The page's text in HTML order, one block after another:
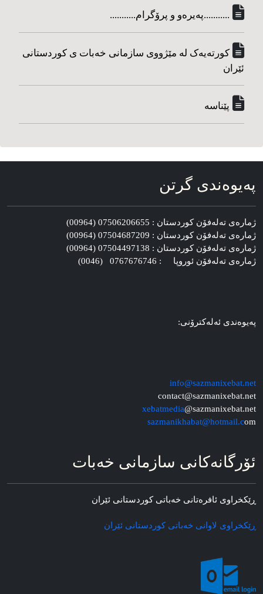
...........په‌یره‌و و پرۆگرام...........
کورته‌یه‌ک له مێژووی سازمانی خه‌بات ی کوردستانی
ئێران
پێناسه‌
په‌یوه‌ندی گرتن
ژماره‌ی ته‌له‌فۆن کوردستان : 07506206655 (00964)
ژماره‌ی ته‌له‌فۆن کوردستان : 07504687209 (00964)
ژماره‌ی ته‌له‌فۆن کوردستان : 07504497138 (00964)
ژماره‌ی ته‌له‌فۆن ئوروپا : 0767676746 (0046)
په‌یوه‌ندی ئه‌له‌کترۆنی:
info@sazmanixebat.net
contact@sazmanixebat.net
xebatmedia@sazmanixebat.net
sazmanikhabat@hotmail.com
ئۆرگانه‌کانی سازمانی خه‌بات
ڕێکخراوی ئافره‌تانی خه‌باتی کوردستانی ئێران
ڕێکخراوی لاوانی خه‌باتی کوردستانی ئێران